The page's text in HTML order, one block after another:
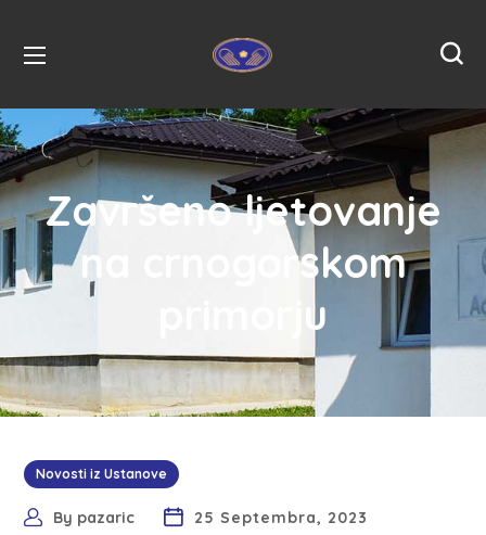
Završeno ljetovanje
na crnogorskom
primorju
Novosti iz Ustanove
By pazaric
25 Septembra, 2023